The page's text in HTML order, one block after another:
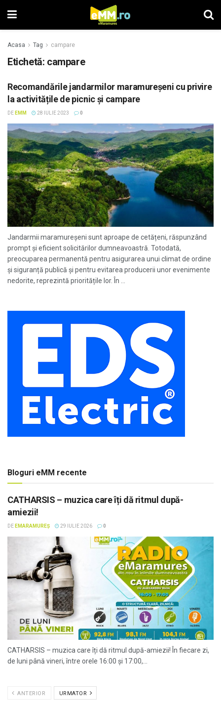
Acasa Tag campare
Etichetă: campare
Recomandările jandarmilor maramureșeni cu privire
la activitățile de picnic și campare
DE EMM 28 IULIE 2023 0
Jandarmii maramureșeni sunt aproape de cetățeni, răspunzând
prompt și eficient solicitărilor dumneavoastră. Totodată,
preocuparea permanentă pentru asigurarea unui climat de ordine
și siguranță publică și pentru evitarea producerii unor evenimente
nedorite, reprezintă prioritățile lor. În ...
Bloguri eMM recente
CATHARSIS – muzica care îți dă ritmul după-
amiezii!
DE EMARAMUREȘ 29 IULIE 2026 0
CATHARSIS – muzica care îți dă ritmul după-amiezii! În fiecare zi,
de luni până vineri, între orele 16:00 și 17:00,...
ANTERIOR URMATOR